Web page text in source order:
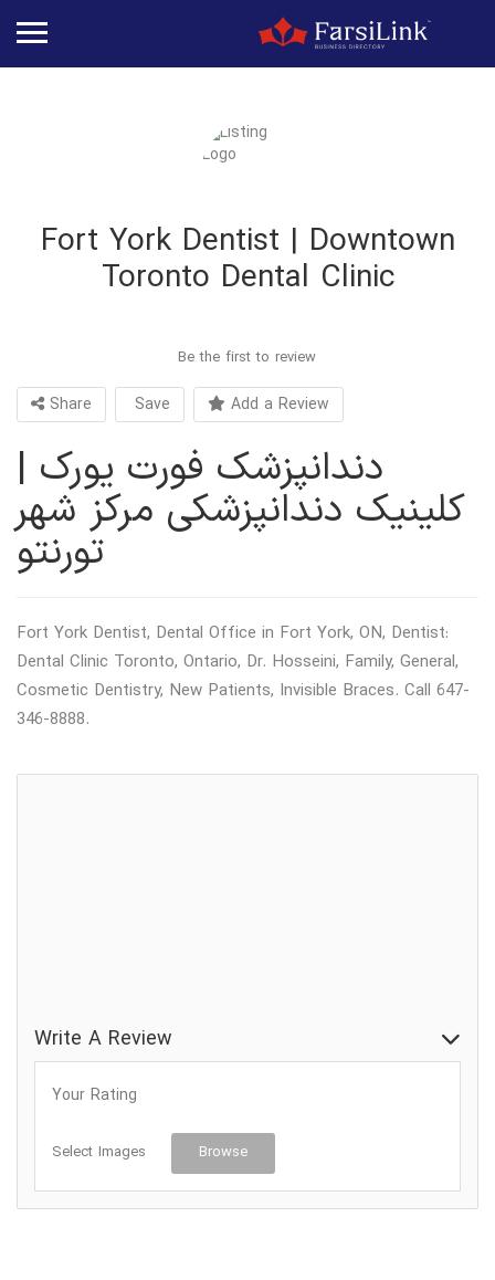
Fort York Dentist | Downtown
Toronto Dental Clinic
Be the first to review
Share Save Add a Review
دندانپزشک فورت یورک |
کلینیک دندانپزشکی مرکز شهر
تورنتو
Fort York Dentist, Dental Office in Fort York, ON, Dentist:
Dental Clinic Toronto, Ontario, Dr. Hosseini, Family, General,
Cosmetic Dentistry, New Patients, Invisible Braces. Call 647-
346-8888.
Write A Review
Your Rating
Select Images Browse